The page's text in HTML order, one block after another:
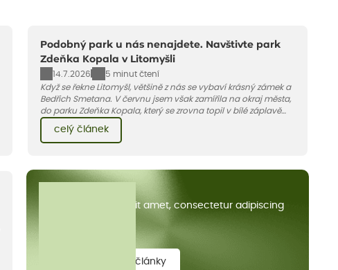
Podobný park u nás nenajdete. Navštivte park
Zdeňka Kopala v Litomyšli
14.7.2026
5 minut čtení
Když se řekne Litomyšl, většině z nás se vybaví krásný zámek a
Bedřich Smetana. V červnu jsem však zamířila na okraj města,
do parku Zdeňka Kopala, který se zrovna topil v bílé záplavě
kvetoucích kopretin. Fotky řeknou víc než slova, přidávám k
nim pár řádků o tom, jak tento jedinečný kus krajiny vznikl.
celý článek
Lorem ipsum dolor sit amet, consectetur adipiscing
zobrazit všechny články